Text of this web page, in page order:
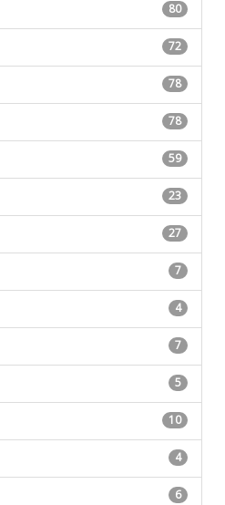
80
72
78
78
59
23
27
7
4
7
5
10
4
6